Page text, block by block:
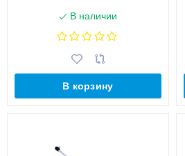
В наличии
В корзину